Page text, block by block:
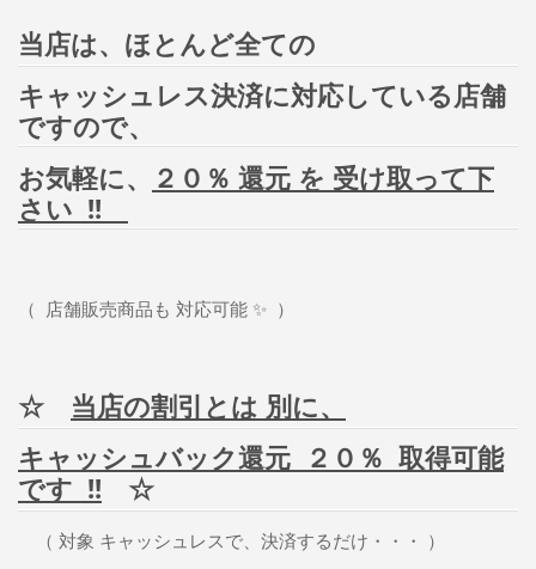
当店は、ほとんど全ての
キャッシュレス決済に対応している店舗
ですので、
お気軽に、
２０％ 還元 を 受け取って下
さい !!
（ 店舗販売商品も 対応可能 ✨ ）
☆ 当店の割引とは 別に、
キャッシュバック還元 ２０％ 取得可能
です !! ☆
（ 対象 キャッシュレスで、決済するだけ・・・ ）